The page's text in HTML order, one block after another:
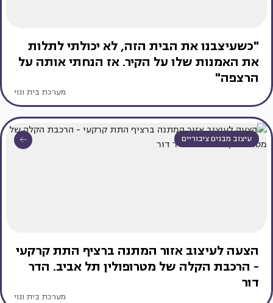
"כשעיצבנו את הבית הזה, לא יכולתי לתלות
את האמנות שלו על הקיר. אז הנחתי אותה על
הרצפה"
מערכת בית ונוי
עיצוב מבנים ציבוריים
הצעה לעיצוב אזור המתנה ברציף התת קרקעי
- הרכבת הקלה של מטרופולין תל אביב. הדר
דור
מערכת בית ונוי